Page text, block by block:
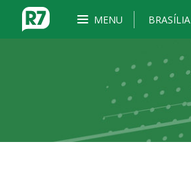
MENU BRASÍLIA